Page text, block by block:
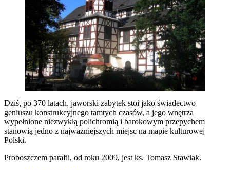
Dziś, po 370 latach, jaworski zabytek stoi jako świadectwo
geniuszu konstrukcyjnego tamtych czasów, a jego wnętrza
wypełnione niezwykłą polichromią i barokowym przepychem
stanowią jedno z najważniejszych miejsc na mapie kulturowej
Polski.
Proboszczem parafii, od roku 2009, jest ks. Tomasz Stawiak.